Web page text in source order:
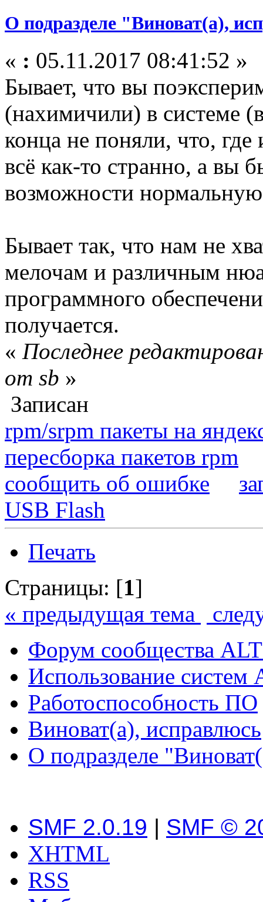
О подразделе "Виноват(а),
« : 05.11.2017 08:41:52 »
Бывает, что вы
(нахимичили) в системе
конца не поняли, что, где
всё как-то странно, а вы
возможности нормальную
Бывает так, что нам не
мелочам и различным
программного
получается.
« Последнее
от sb »
Записан
rpm/srpm пакеты на
пересборка пакетов rpm
сообщить об ошибке
USB Flash
Печать
Страницы: [1]
« предыдущая тема
Форум сообщества
Использование систем
Работоспособность ПО
Виноват(а), исправлюсь
О подразделе
SMF 2.0.19 | SMF ©
XHTML
RSS